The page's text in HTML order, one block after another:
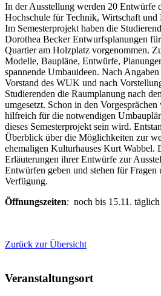
In der Ausstellung werden 20 Entwürfe
Hochschule für Technik, Wirtschaft
Im Semesterprojekt haben die
Dorothea Becker Entwurfsplanungen
Quartier am Holzplatz vorgenommen.
Modelle, Baupläne, Entwürfe,
spannende Umbauideen. Nach
Vorstand des WUK und nach
Studierenden die Raumplanung nach
umgesetzt. Schon in den
hilfreich für die notwendigen
dieses Semesterprojekt sein wird.
Überblick über die Möglichkeiten zur
ehemaligen Kulturhauses Kurt Wabbel.
Erläuterungen ihrer Entwürfe zur
Entwürfen geben und stehen für Fragen
Verfügung.
Öffnungszeiten: noch bis 15.11.
Zurück zur Übersicht
Veranstaltungsort